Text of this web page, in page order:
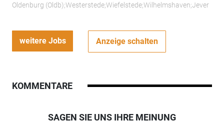
Oldenburg (Oldb);Westerstede;Wiefelstede;Wilhelmshaven;Jever
weitere Jobs Anzeige schalten
KOMMENTARE
SAGEN SIE UNS IHRE MEINUNG